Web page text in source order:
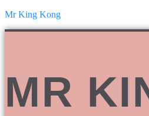
Mr King Kong
MR